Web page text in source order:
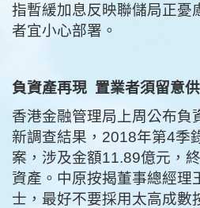
指暫緩加息反映聯儲局正憂
者宜小心部署。
負資產再現 置業者須留意
香港金融管理局上周公布負
新調查結果，2018年第4季
案，涉及金額11.89億元，
資產。中原按揭董事總經理
士，最好不要採用太高成數